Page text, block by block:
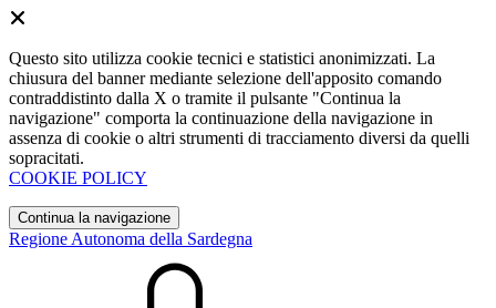
Questo sito utilizza cookie tecnici e statistici anonimizzati. La
chiusura del banner mediante selezione dell'apposito comando
contraddistinto dalla X o tramite il pulsante "Continua la
navigazione" comporta la continuazione della navigazione in
assenza di cookie o altri strumenti di tracciamento diversi da quelli
sopracitati.
COOKIE POLICY
Continua la navigazione
Regione Autonoma della Sardegna